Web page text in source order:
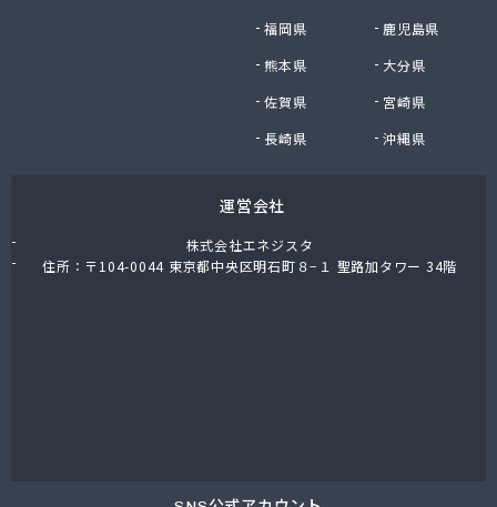
福岡県
鹿児島県
熊本県
大分県
佐賀県
宮崎県
長崎県
沖縄県
運営会社
株式会社エネジスタ
住所：〒104-0044 東京都中央区明石町８−１ 聖路加タワー 34階